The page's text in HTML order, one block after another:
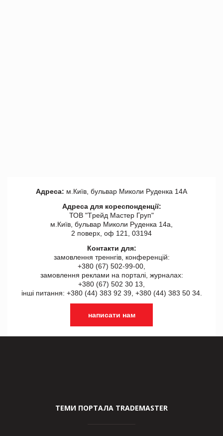
Адреса: м.Київ, бульвар Миколи Руденка 14А
Адреса для кореспонденції:
ТОВ "Tрейд Мастер Груп"
м.Київ, бульвар Миколи Руденка 14а,
2 поверх, оф 121, 03194
Контакти для:
замовлення треннгів, конференцій:
+380 (67) 502-99-00,
замовлення реклами на порталі, журналах:
+380 (67) 502 30 13,
інші питання: +380 (44) 383 92 39, +380 (44) 383 50 34.
написати нам
ТЕМИ ПОРТАЛА TRADEMASTER